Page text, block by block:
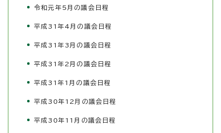
令和元年5月の議会日程
平成31年4月の議会日程
平成31年3月の議会日程
平成31年2月の議会日程
平成31年1月の議会日程
平成30年12月の議会日程
平成30年11月の議会日程